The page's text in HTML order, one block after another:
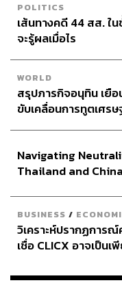
ปัญหาบัตรประกันสุขภ
ขณะที่ผลการศึกษาวิจัย
Migrant Friendly
การเข้าถึงบัตรประกั
แรงงานข้ามชาติว่า
นายจ้าง บางครั้งการ
ผลต่อการเข้ารับบริก
ครั้งนายจ้างไม่อนุญา
อีกปัญหาคือแรงงานข้
POLITICS
เส้นทางคดี 44 สส. ใ
จะรู้ผลเมื่อไร
WORLD
สรุปภารกิจอนุทิน เยือ
ขับเคลื่อนการทูตเศร
Navigating
Thailand and
BUSINESS /
วิเคราะห์ปรากฏการ
เชื่อ CLICX อาจเป็น
เรือนไทยที่ถูกซุกไว้